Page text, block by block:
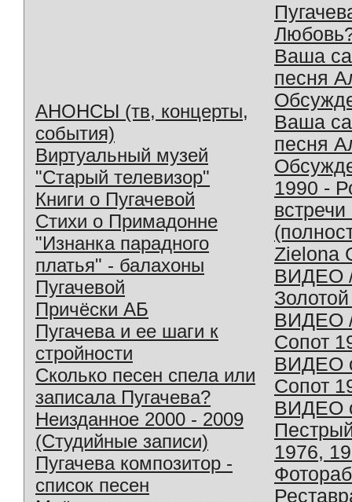
АНОНСЫ (тв, концерты,
события)
Виртуальный музей
"Старый телевизор"
Книги о Пугачевой
Стихи о Примадонне
"Изнанка парадного
платья" - балахоны
Пугачевой
Причёски АБ
Пугачева и ее шаги к
стройности
Сколько песен спела или
записала Пугачева?
Неизданное 2000 - 2009
(Студийные записи)
Пугачева композитор -
список песен
Ваша
песня
Ваша
песня
1990 -
Zielona
ВИДЕО
ВИДЕО
Сопот
ВИДЕО
Сопот
ВИДЕО
1976,